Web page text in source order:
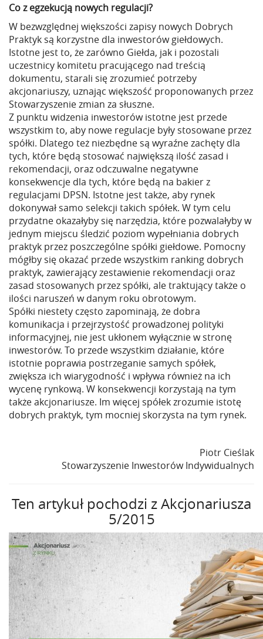
Co z egzekucją nowych regulacji?
W bezwzględnej większości zapisy nowych Dobrych
Praktyk są korzystne dla inwestorów giełdowych.
Istotne jest to, że zarówno Giełda, jak i pozostali
uczestnicy komitetu pracującego nad treścią
dokumentu, starali się zrozumieć potrzeby
akcjonariuszy, uznając większość proponowanych przez
Stowarzyszenie zmian za słuszne.
Z punktu widzenia inwestorów istotne jest przede
wszystkim to, aby nowe regulacje były stosowane przez
spółki. Dlatego też niezbędne są wyraźne zachęty dla
tych, które będą stosować największą ilość zasad i
rekomendacji, oraz odczuwalne negatywne
konsekwencje dla tych, które będą na bakier z
regulacjami DPSN. Istotne jest także, aby rynek
dokonywał samo selekcji takich spółek. W tym celu
przydatne okazałyby się narzędzia, które pozwalałyby w
jednym miejscu śledzić poziom wypełniania dobrych
praktyk przez poszczególne spółki giełdowe. Pomocny
mógłby się okazać przede wszystkim ranking dobrych
praktyk, zawierający zestawienie rekomendacji oraz
zasad stosowanych przez spółki, ale traktujący także o
ilości naruszeń w danym roku obrotowym.
Spółki niestety często zapominają, że dobra
komunikacja i przejrzystość prowadzonej polityki
informacyjnej, nie jest ukłonem wyłącznie w stronę
inwestorów. To przede wszystkim działanie, które
istotnie poprawia postrzeganie samych spółek,
zwiększa ich wiarygodność i wpływa również na ich
wycenę rynkową. W konsekwencji korzystają na tym
także akcjonariusze. Im więcej spółek zrozumie istotę
dobrych praktyk, tym mocniej skorzysta na tym rynek.
Piotr Cieślak
Stowarzyszenie Inwestorów Indywidualnych
Ten artykuł pochodzi z Akcjonariusza
5/2015